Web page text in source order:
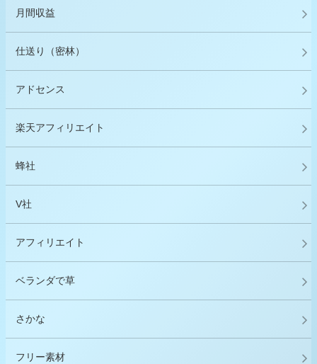
月間収益
仕送り（密林）
アドセンス
楽天アフィリエイト
蜂社
V社
アフィリエイト
ベランダで草
さかな
フリー素材